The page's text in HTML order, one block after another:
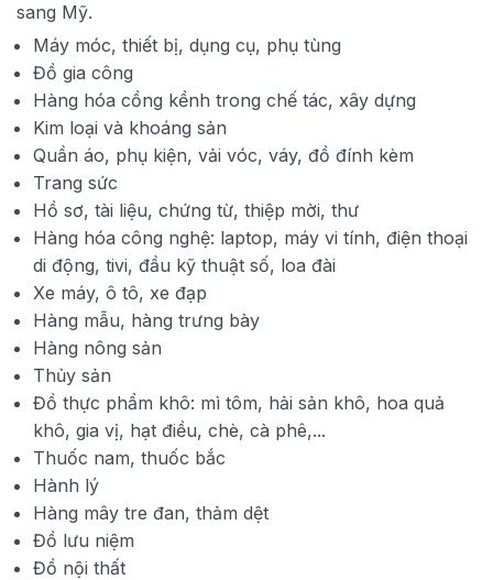
sang Mỹ.
Máy móc, thiết bị, dụng cụ, phụ tùng
Đồ gia công
Hàng hóa cồng kềnh trong chế tác, xây dựng
Kim loại và khoáng sản
Quần áo, phụ kiện, vải vóc, váy, đồ đính kèm
Trang sức
Hồ sơ, tài liệu, chứng từ, thiệp mời, thư
Hàng hóa công nghệ: laptop, máy vi tính, điện thoại
di động, tivi, đầu kỹ thuật số, loa đài
Xe máy, ô tô, xe đạp
Hàng mẫu, hàng trưng bày
Hàng nông sản
Thủy sản
Đồ thực phẩm khô: mì tôm, hải sản khô, hoa quả
khô, gia vị, hạt điều, chè, cà phê,...
Thuốc nam, thuốc bắc
Hành lý
Hàng mây tre đan, thảm dệt
Đồ lưu niệm
Đồ nội thất